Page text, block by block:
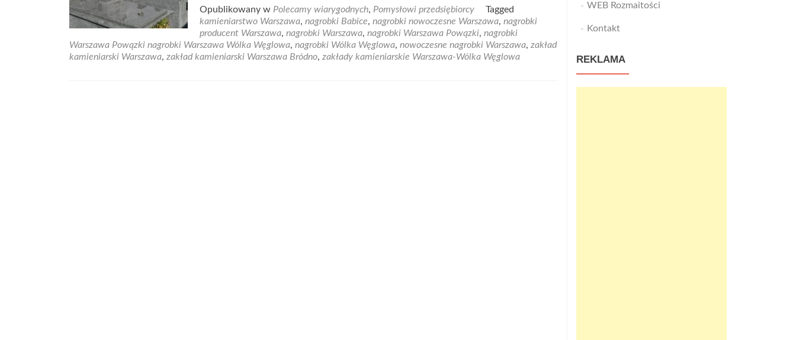
about
Zakład
Kamieniarki
Grobex
Opublikowany w Polecamy wiarygodnych, Pomysłowi przedsiębiorcy
Tagged
kamieniarstwo Warszawa, nagrobki Babice, nagrobki nowoczesne Warszawa, nagrobki
producent Warszawa, nagrobki Warszawa, nagrobki Warszawa Powązki, nagrobki
Warszawa Powązki nagrobki Warszawa Wólka Węglowa, nagrobki Wólka Węglowa, nowoczesne nagrobki Warszawa, zakład
kamieniarski Warszawa, zakład kamieniarski Warszawa Bródno, zakłady kamieniarskie Warszawa-Wólka Węglowa
WEB Rozmaitości
Kontakt
REKLAMA